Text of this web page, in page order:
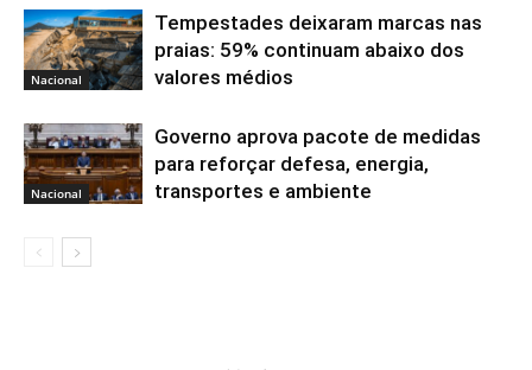
Nacional
Tempestades deixaram marcas nas
praias: 59% continuam abaixo dos
valores médios
Nacional
Governo aprova pacote de medidas
para reforçar defesa, energia,
transportes e ambiente